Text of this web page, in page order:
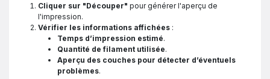
Cliquer sur "Découper" pour générer l'aperçu de
l'impression.
Vérifier les informations affichées :
Temps d’impression estimé.
Quantité de filament utilisée.
Aperçu des couches pour détecter d’éventuels
problèmes.